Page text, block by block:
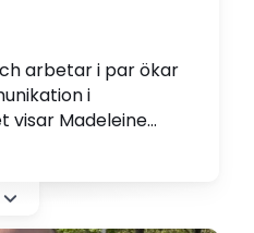
arbetar i par ökar
i
visar Madeleine
som skrivits